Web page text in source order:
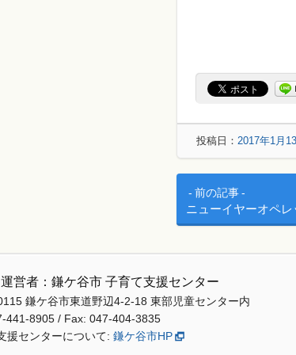
投稿日： 2017年1月
投稿ナビゲ
前の記事
ニューイヤーオペレ
営者：鎌ケ谷市 子育て支援センター
鎌ケ谷市東道野辺4-2-18 東部児童センター内
441-8905 / Fax: 047-404-3835
援センターについて: 鎌ケ谷市HP